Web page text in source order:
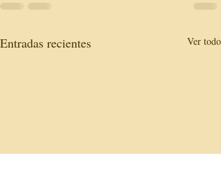
Entradas recientes Ver todo